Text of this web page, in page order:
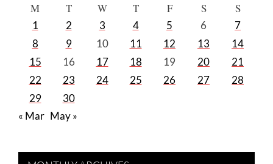
M T W T F S S
1 2 3 4 5 6
7
8
9 10 11 12 13
14
15
16 17 18 19 20
21
22
23 24 25 26 27
28
29
30
« Mar May »